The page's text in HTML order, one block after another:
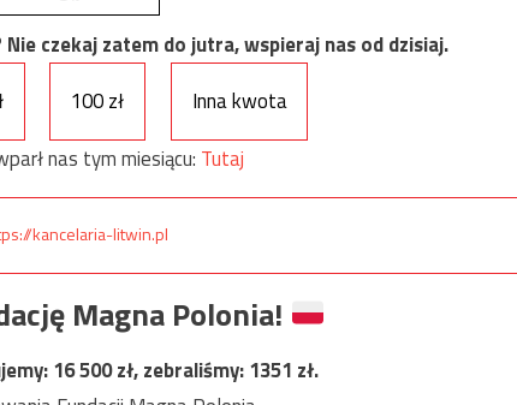
czekaj zatem do jutra, wspieraj nas od dzisiaj.
100 zł
Inna kwota
nas tym miesiącu: Tutaj
kancelaria-litwin.pl
Magna Polonia!
16 500zł, zebraliśmy:1351 zł.